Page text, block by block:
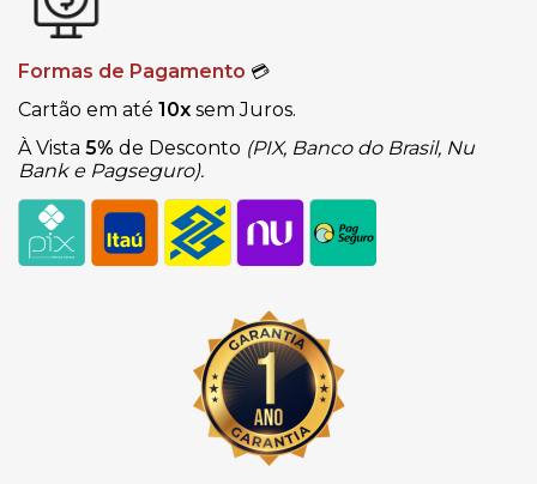
Formas de Pagamento 💳
Cartão em até 10x sem Juros.
À Vista 5% de Desconto (PIX, Banco do Brasil, Nu
Bank e Pagseguro).